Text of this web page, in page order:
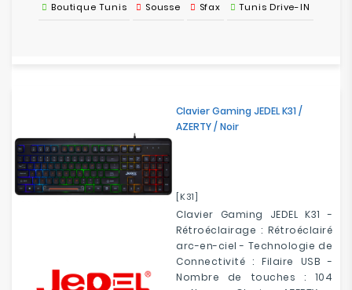
Boutique Tunis Sousse Sfax Tunis Drive-IN
Clavier Gaming JEDEL K31 /
AZERTY / Noir
[K31]
Clavier Gaming JEDEL K31 -
Rétroéclairage : Rétroéclairé
arc-en-ciel - Technologie de
Connectivité : Filaire USB -
Nombre de touches : 104